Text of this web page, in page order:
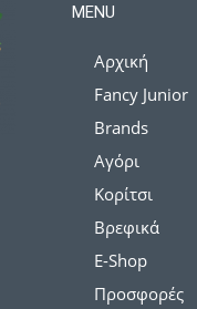
MENU
Αρχική
Fancy Junior
Brands
Αγόρι
Κορίτσι
Βρεφικά
E-Shop
Προσφορές